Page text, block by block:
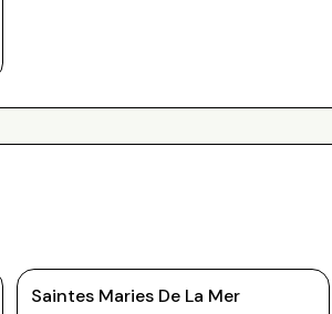
Saintes Maries De La Mer